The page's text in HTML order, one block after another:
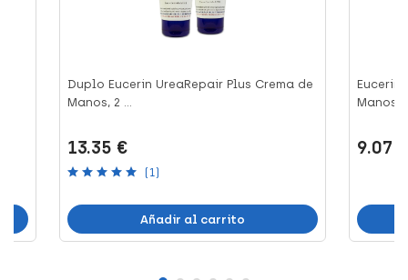
Duplo Eucerin UreaRepair Plus Crema de
Manos, 2 ...
13.35 €
(1)
Añadir al carrito
Eucerin
Manos,
9.07 €